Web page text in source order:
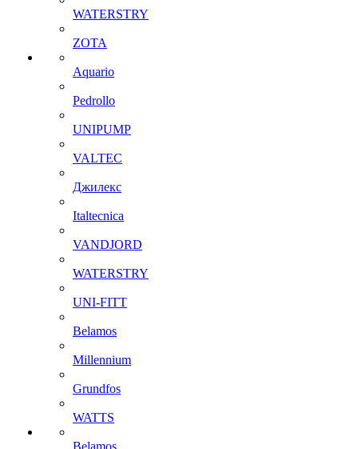
WATERSTRY
ZOTA
Aquario
Pedrollo
UNIPUMP
VALTEC
Джилекс
Italtecnica
VANDJORD
WATERSTRY
UNI-FITT
Belamos
Millennium
Grundfos
WATTS
Belamos